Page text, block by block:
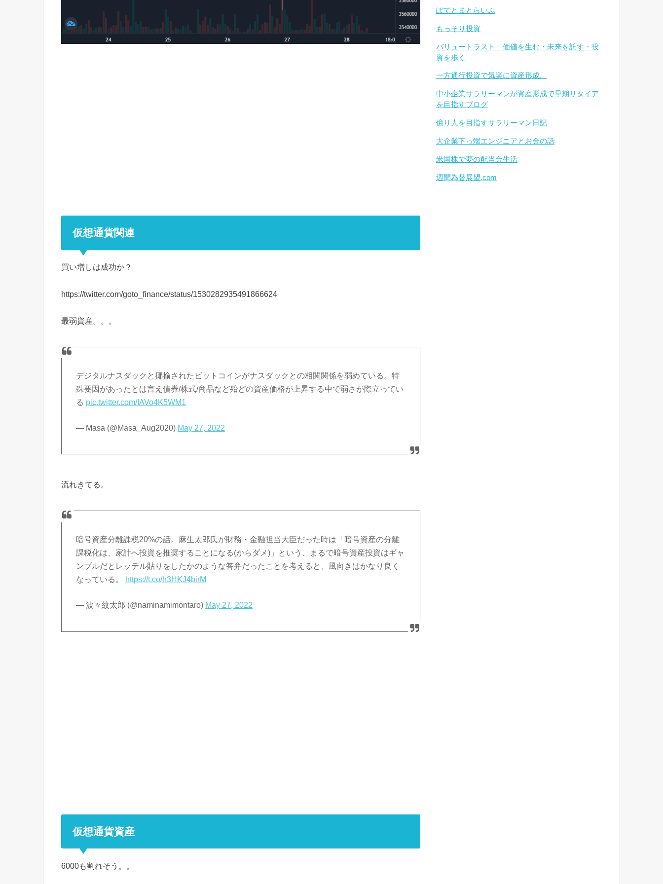
仮想通貨関連
買い増しは成功か？
https://twitter.com/goto_finance/status/1530282935491866624
最弱資産。。。
デジタルナスダックと揶揄されたビットコインがナスダックとの相関関係を弱めている。特
殊要因があったとは言え債券/株式/商品など殆どの資産価格が上昇する中で弱さが際立ってい
る pic.twitter.com/IAVo4K5WM1
— Masa (@Masa_Aug2020) May 27, 2022
流れきてる。
暗号資産分離課税20%の話。麻生太郎氏が財務・金融担当大臣だった時は「暗号資産の分離
課税化は、家計へ投資を推奨することになる(からダメ)」という、まるで暗号資産投資はギャ
ンブルだとレッテル貼りをしたかのような答弁だったことを考えると、風向きはかなり良く
なっている。
https://t.co/h3HKJ4birM
— 波々紋太郎 (@naminamimontaro) May 27, 2022
仮想通貨資産
6000も割れそう。。
ぽてとまとらいふ
もっそり投資
バリュートラスト｜価値を生む・未来を託す・投
資を歩く
一方通行投資で気楽に資産形成。
中小企業サラリーマンが資産形成で早期リタイア
を目指すブログ
億り人を目指すサラリーマン日記
大企業下っ端エンジニアとお金の話
米国株で夢の配当金生活
週間為替展望.com